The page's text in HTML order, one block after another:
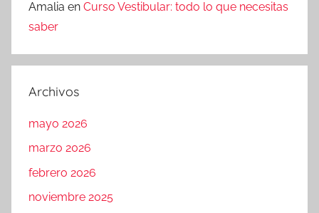
Amalia en Curso Vestibular: todo lo que necesitas
saber
Archivos
mayo 2026
marzo 2026
febrero 2026
noviembre 2025